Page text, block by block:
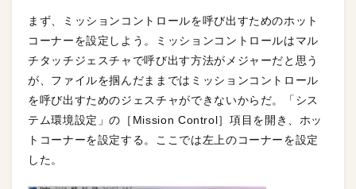
まず、ミッションコントロールを呼び出すためのホット
コーナーを設定しよう。ミッションコントロールはマル
チタッチジェスチャで呼び出す方法がメジャーだと思う
が、ファイルを掴んだままではミッションコントロール
を呼び出すためのジェスチャができないからだ。「シス
テム環境設定」の［Mission Control］項目を開き、ホッ
トコーナーを設定する。ここでは左上のコーナーを設定
した。